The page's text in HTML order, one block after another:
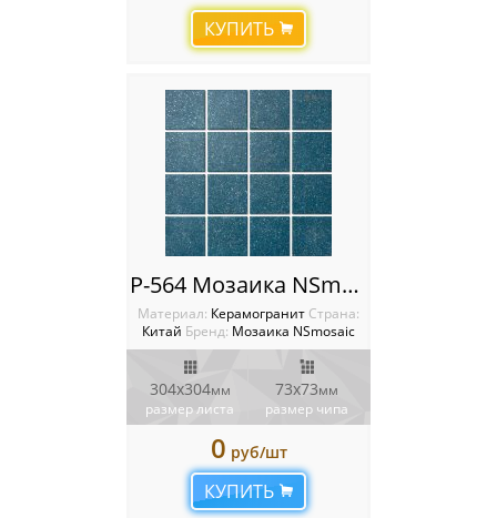
Мозаика Starmosaic
Мозаика Tonomosaic
Мозаика Опера Декора
КУПИТЬ
P-564 Мозаика NSmosaic
Материал: Керамогранит Cтрана:
Китай Бренд: Мозаика NSmosaic
304x304мм
размер листа
73x73мм
размер чипа
0 руб/шт
КУПИТЬ